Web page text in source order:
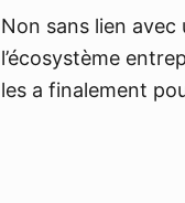
Non sans lien
l’écosystème
les a finalement